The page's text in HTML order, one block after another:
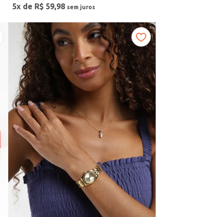
5x de R$ 59,98